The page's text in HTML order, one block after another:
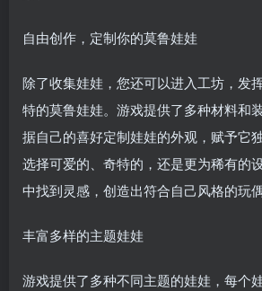
自由创作，定制你的莫鲁娃娃
除了收集娃娃，您还可以进入工坊，发
特的莫鲁娃娃。游戏提供了多种材料和
据自己的喜好定制娃娃的外观，赋予它
选择可爱的、奇特的，还是更为稀有的
中找到灵感，创造出符合自己风格的玩偶
丰富多样的主题娃娃
游戏提供了多种不同主题的娃娃，每个